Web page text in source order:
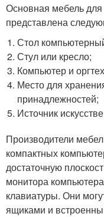
Основная мебель для
представлена
Стол
Стул или кресло;
Компьютер и
Место для
принадлежностей;
Источник
Производители
компактных
достаточную
монитора
клавиатуры. Они
ящиками и